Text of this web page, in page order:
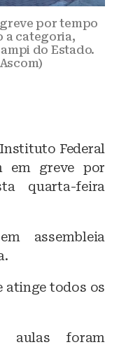
por tempo
a categoria,
do Estado.
Federal
em greve por
quarta-feira
assembleia
atinge todos os
aulas foram